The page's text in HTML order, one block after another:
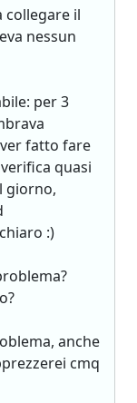
collegare il
nessun
per 3
fatto fare
quasi
giorno,
:)
anche
cmq